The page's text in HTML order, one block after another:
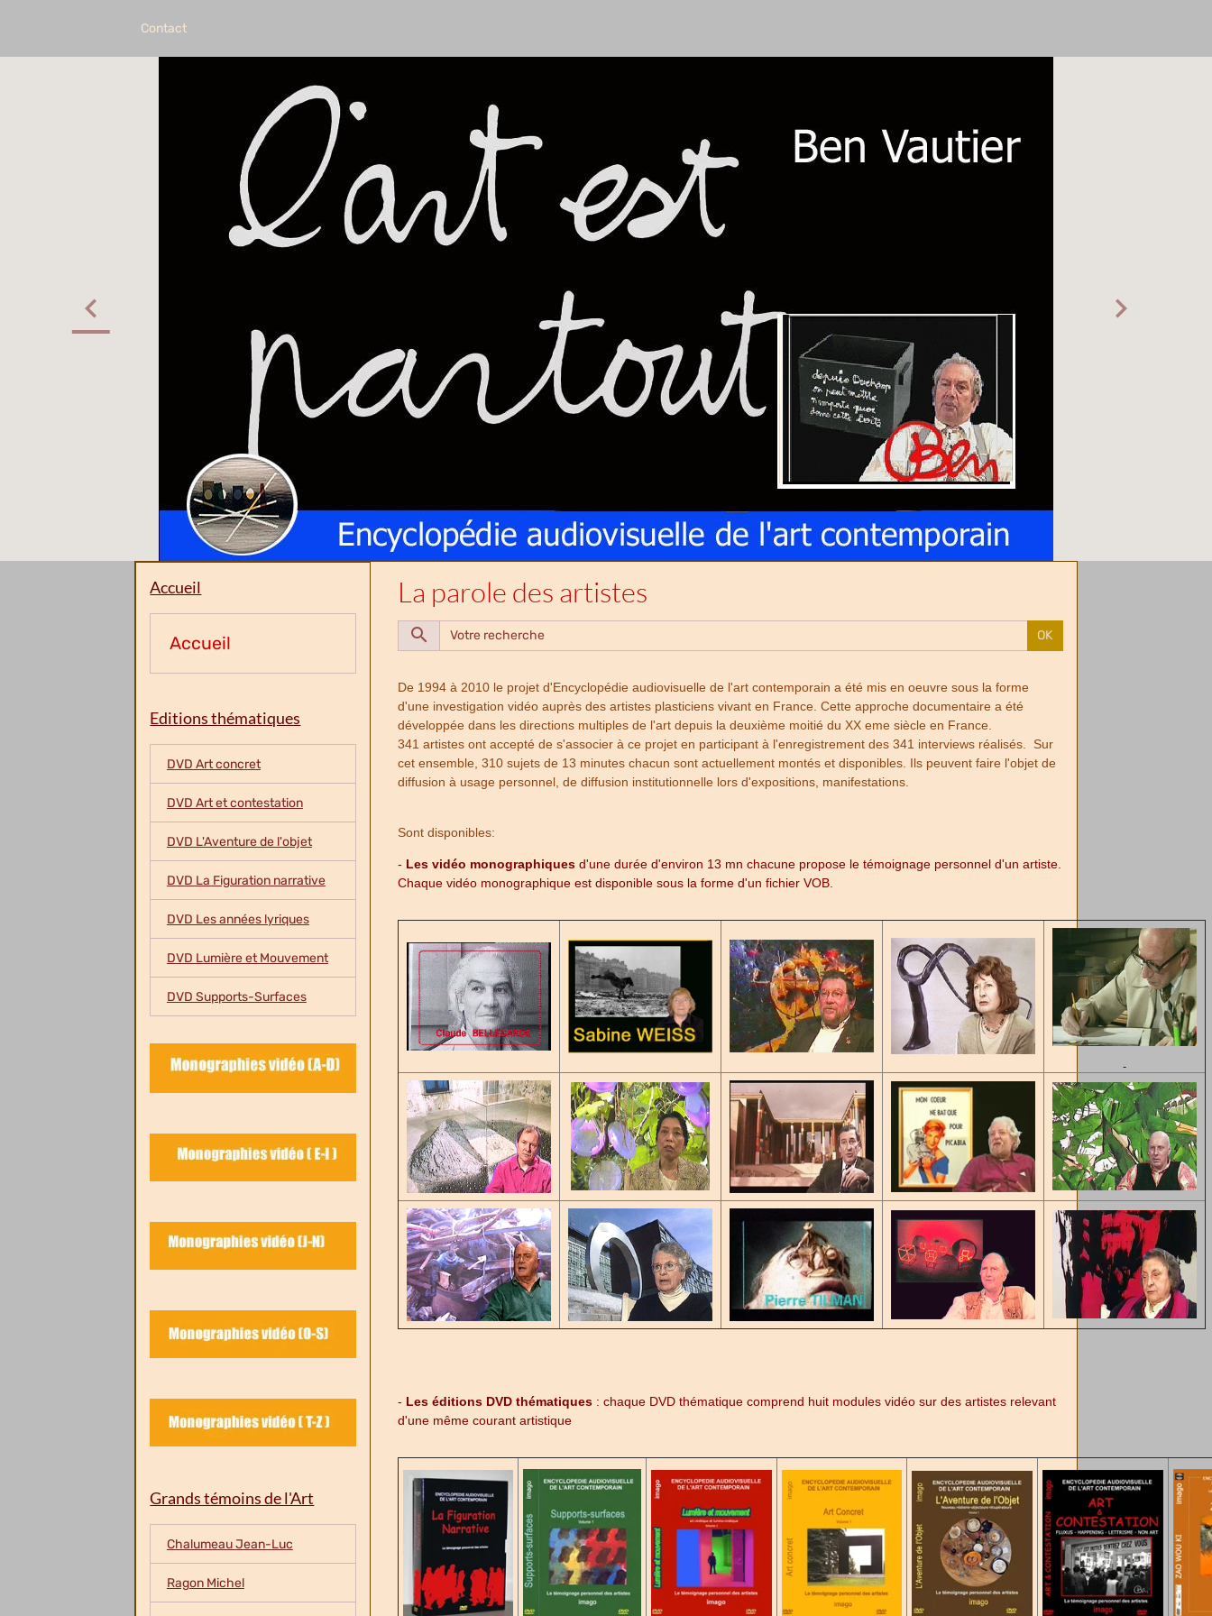
Contact
La parole des artistes
OK
De 1994 à 2010 le projet d'Encyclopédie audiovisuelle de l'art contemporain a été mis en oeuvre sous la forme
d'une investigation vidéo auprès des artistes plasticiens vivant en France. Cette approche documentaire a été
développée dans les directions multiples de l'art depuis la deuxième moitié du XX eme siècle en France.
341 artistes ont accepté de s'associer à ce projet en participant à l'enregistrement des 341 interviews réalisés. Sur
cet ensemble, 310 sujets de 13 minutes chacun sont actuellement montés et disponibles. Ils peuvent faire l'objet de
diffusion à usage personnel, de diffusion institutionnelle lors d'expositions, manifestations.
Sont disponibles:
- Les vidéo monographiques d'une durée d'environ 13 mn chacune propose le témoignage personnel d'un artiste.
Chaque vidéo monographique est disponible sous la forme d'un fichier VOB.
- Les éditions DVD thématiques : chaque DVD thématique comprend huit modules vidéo sur des artistes relevant
d'une même courant artistique
Accueil
Accueil
Editions thématiques
DVD Art concret
DVD Art et contestation
DVD L'Aventure de l'objet
DVD La Figuration narrative
DVD Les années lyriques
DVD Lumière et Mouvement
DVD Supports-Surfaces
Grands témoins de l'Art
Chalumeau Jean-Luc
Ragon Michel